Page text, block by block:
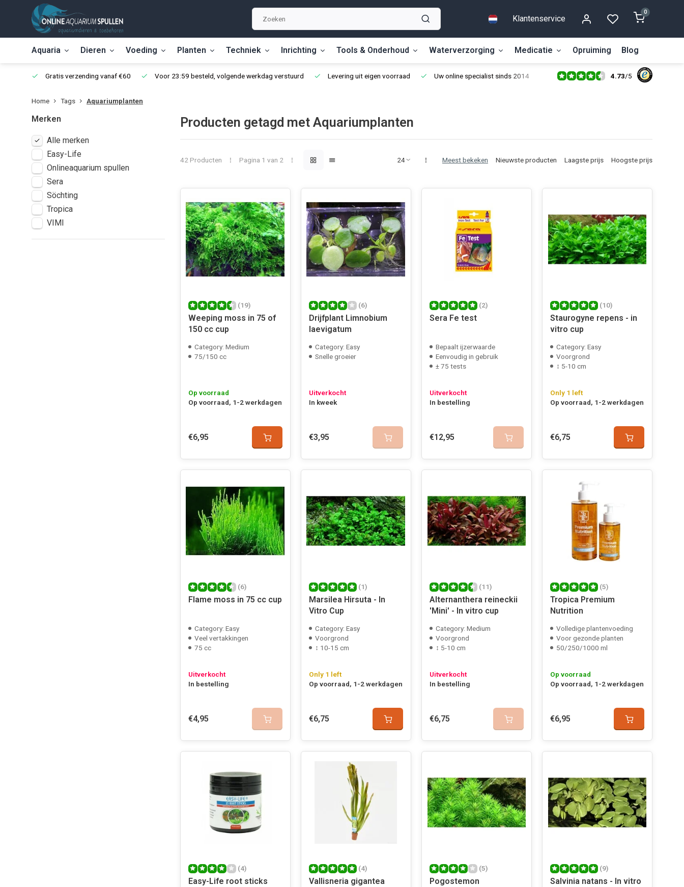
Klantenservice
0
Aquaria Dieren Voeding Planten Techniek Inrichting Tools & Onderhoud Waterverzorging Medicatie Opruiming Blog
Gratis verzending vanaf €60 Voor 23:59 besteld, volgende werkdag verstuurd Levering uit eigen voorraad Uw online specialist sinds 2014 4.73/5
Home Tags Aquariumplanten
Merken
Alle merken
Easy-Life
Onlineaquarium spullen
Sera
Söchting
Tropica
VIMI
Producten getagd met Aquariumplanten
42 Producten Pagina 1 van 2 Meest bekeken Nieuwste producten Laagste prijs Hoogste prijs
(19)
Weeping moss in 75 of
150 cc cup
Category: Medium
75/150 cc
Op voorraad
Op voorraad, 1-2 werkdagen
€6,95
(6)
Drijfplant Limnobium
laevigatum
Category: Easy
Snelle groeier
Uitverkocht
In kweek
€3,95
(2)
Sera Fe test
Bepaalt ijzerwaarde
Eenvoudig in gebruik
± 75 tests
Uitverkocht
In bestelling
€12,95
(10)
Staurogyne repens - in
vitro cup
Category: Easy
Voorgrond
↕ 5-10 cm
Only 1 left
Op voorraad, 1-2 werkdagen
€6,75
(6)
Flame moss in 75 cc cup
Category: Easy
Veel vertakkingen
75 cc
Uitverkocht
In bestelling
€4,95
(1)
Marsilea Hirsuta - In
Vitro Cup
Category: Easy
Voorgrond
↕ 10-15 cm
Only 1 left
Op voorraad, 1-2 werkdagen
€6,75
(11)
Alternanthera reineckii
'Mini' - In vitro cup
Category: Medium
Voorgrond
↕ 5-10 cm
Uitverkocht
In bestelling
€6,75
(5)
Tropica Premium
Nutrition
Volledige plantenvoeding
Voor gezonde planten
50/250/1000 ml
Op voorraad
Op voorraad, 1-2 werkdagen
€6,95
(4)
Easy-Life root sticks
(4)
Vallisneria gigantea
(5)
Pogostemon
(9)
Salvinia natans - In vitro